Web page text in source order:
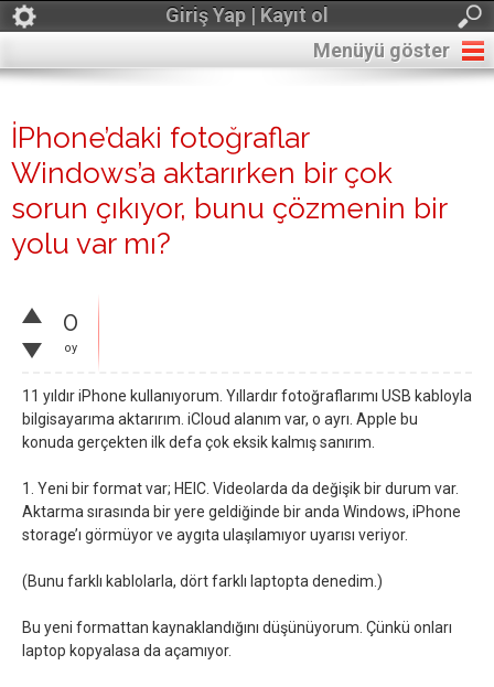
Giriş Yap | Kayıt ol
Menüyü göster
İPhone’daki fotoğraflar
Windows’a aktarırken bir çok
sorun çıkıyor, bunu çözmenin bir
yolu var mı?
0
oy
11 yıldır iPhone kullanıyorum. Yıllardır fotoğraflarımı USB kabloyla
bilgisayarıma aktarırım. iCloud alanım var, o ayrı. Apple bu
konuda gerçekten ilk defa çok eksik kalmış sanırım.
1. Yeni bir format var; HEIC. Videolarda da değişik bir durum var.
Aktarma sırasında bir yere geldiğinde bir anda Windows, iPhone
storage’ı görmüyor ve aygıta ulaşılamıyor uyarısı veriyor.
(Bunu farklı kablolarla, dört farklı laptopta denedim.)
Bu yeni formattan kaynaklandığını düşünüyorum. Çünkü onları
laptop kopyalasa da açamıyor.